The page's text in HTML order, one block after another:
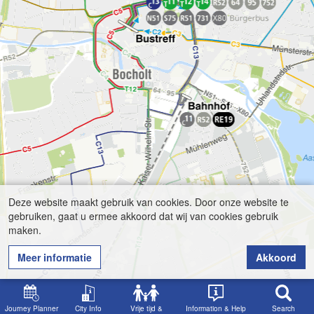
Journey Planner City Info
Vrije tijd &
Information & Help Search
Deze website maakt gebruik van cookies. Door onze website te
gebruiken, gaat u ermee akkoord dat wij van cookies gebruik
maken.
Meer informatie
Akkoord